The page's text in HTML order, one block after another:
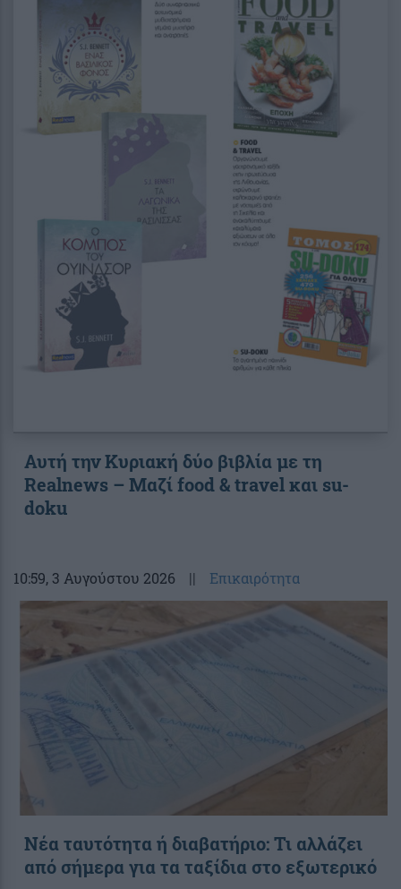
Αυτή την Κυριακή δύο βιβλία με τη
Realnews – Μαζί food & travel και su-
doku
10:59, 3 Αυγούστου 2026 || Επικαιρότητα
Νέα ταυτότητα ή διαβατήριο: Τι αλλάζει
από σήμερα για τα ταξίδια στο εξωτερικό